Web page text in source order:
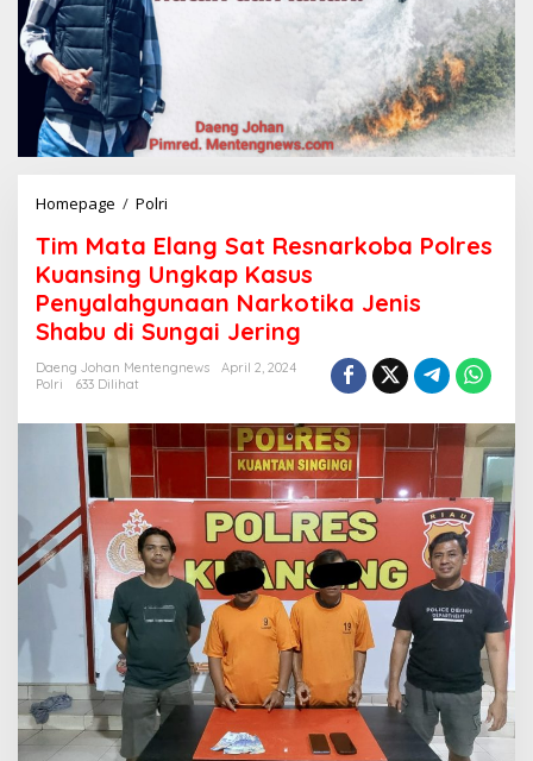
Homepage / Polri
m
M
a
t
a
l
t
e
s
n
a
o
b
a
Tim Mata Elang Sat Resnarkoba Polres
Kuansing Ungkap Kasus
Penyalahgunaan Narkotika Jenis
Shabu di Sungai Jering
Daeng Johan Mentengnews
April 2, 2024
Polri
633 Dilihat